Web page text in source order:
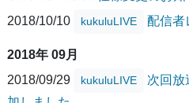
2018/10/10
kukuluLIVE 配信者
2018年 09月
2018/09/29
kukuluLIVE
次回放